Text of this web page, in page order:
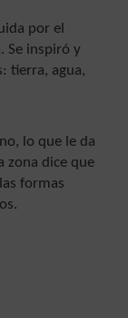
por el
Se inspiró y
tierra, agua,
lo que le da
zona dice que
formas